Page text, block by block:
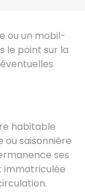
ou un mobil-
le point sur la
habitable
saisonnière
ses
immatriculée